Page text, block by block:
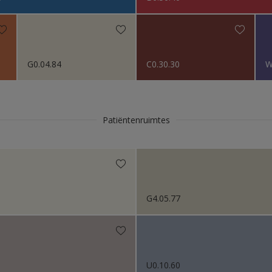
G0.04.84 C0.30.30
Patiëntenruimtes
G4.05.77
U0.10.60